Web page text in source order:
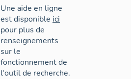
Une aide en ligne
est disponible ici
pour plus de
renseignements
sur le
fonctionnement de
l'outil de recherche.